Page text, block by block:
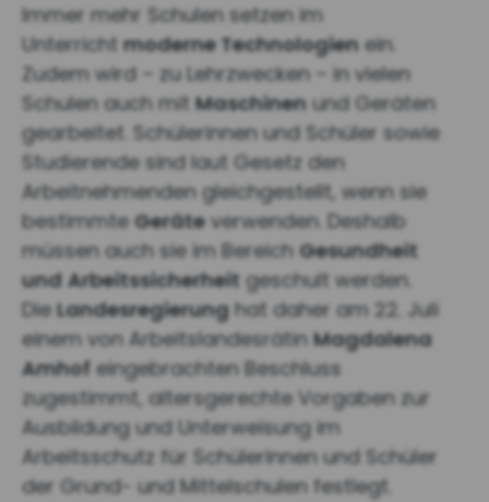
Immer mehr Schulen setzen im
Unterrichtmoderne Technologien ein.
Zudem wird – zu Lehrzwecken – in vielen
Schulen auch mitMaschinen und Geräten
gearbeitet. Schülerinnen und Schüler sowie
Studierende sind laut Gesetz den
Arbeitnehmenden gleichgestellt, wenn sie
bestimmte Geräteverwenden. Deshalb
müssen auch sie im Bereich Gesundheit
und Arbeitssicherheit geschult werden.
DieLandesregierung hat daher am 22. Juli
einem von ArbeitslandesrätinMagdalena
Amhof eingebrachten Beschluss
zugestimmt, altersgerechte Vorgaben zur
Ausbildung und Unterweisung im
Arbeitsschutz für Schülerinnen und Schüler
der Grund- und Mittelschulen festlegt.